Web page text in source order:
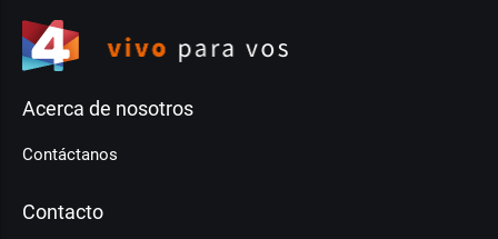
Acerca de nosotros
Contáctanos
Contacto